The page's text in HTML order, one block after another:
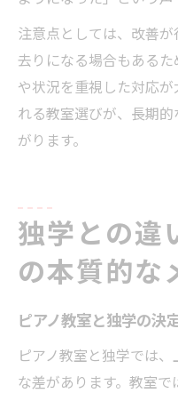
注意点としては、改善
去りになる場合もある
や状況を重視した対応
れる教室選びが、長期
がります。
独学との違
の本質的な
ピアノ教室と独学の決
ピアノ教室と独学では
な差があります。教室